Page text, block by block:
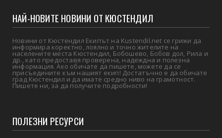
НАЙ-НОВИТЕ НОВИНИ ОТ КЮСТЕНДИЛ
Новини от Кюстендил Екипът на Kustendil.net се грижи да
информира коректно, лоялно и точно жителите на
населените места Кюстендил, Бобошево, Бобов дол, Рила и
др., като предоставя проверена, надеждна и полезна
информация. Ако обичате да пишете, можете да се
присъедините към нашият екип! Достатъчно е да обичате
град Кюстендил и да имате средно ниво на грамотност.
Пишете ни, за да получите подробности!
ПОЛЕЗНИ РЕСУРСИ